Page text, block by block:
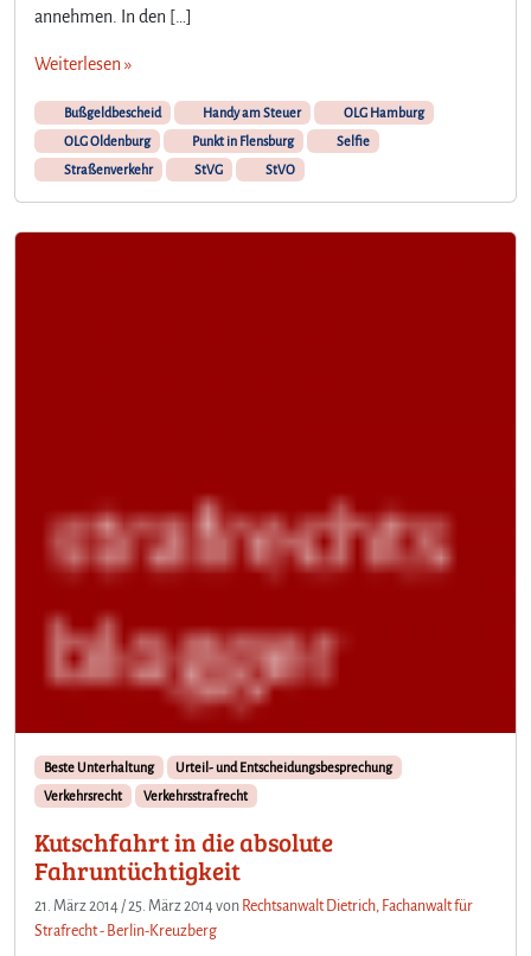
n
d
y
u
t
e
annehmen. In den […]
Weiterlesen »
Bußgeldbescheid Handy am Steuer
OLG Hamburg
OLG Oldenburg
Punkt in Flensburg
Selfie
Straßenverkehr
StVG StVO
Beste Unterhaltung
Urteil- und Entscheidungsbesprechung
Verkehrsrecht
Verkehrsstrafrecht
Kutschfahrt in die absolute
Fahruntüchtigkeit
21. März 2014 /25. März 2014von Rechtsanwalt Dietrich, Fachanwalt für
Strafrecht - Berlin-Kreuzberg